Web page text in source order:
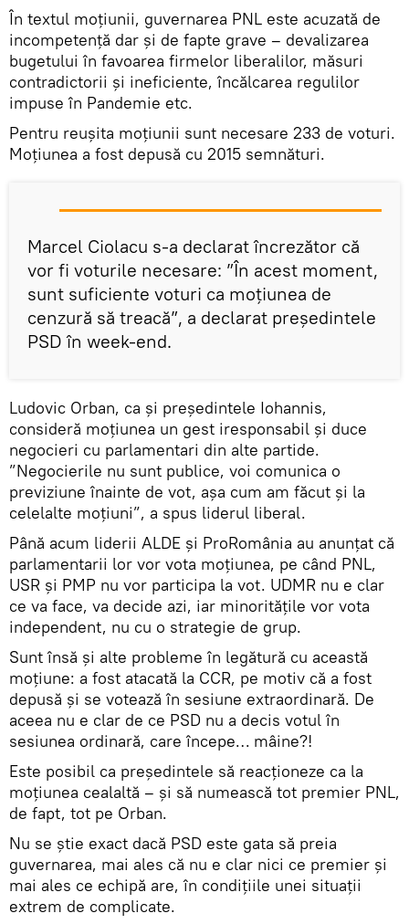
În textul moțiunii, guvernarea PNL este acuzată de
incompetență dar și de fapte grave – devalizarea
bugetului în favoarea firmelor liberalilor, măsuri
contradictorii și ineficiente, încălcarea regulilor
impuse în Pandemie etc.
Pentru reușita moțiunii sunt necesare 233 de voturi.
Moțiunea a fost depusă cu 2015 semnături.
Marcel Ciolacu s-a declarat încrezător că
vor fi voturile necesare: ”În acest moment,
sunt suficiente voturi ca moţiunea de
cenzură să treacă”, a declarat președintele
PSD în week-end.
Ludovic Orban, ca și președintele Iohannis,
consideră moțiunea un gest iresponsabil și duce
negocieri cu parlamentari din alte partide.
”Negocierile nu sunt publice, voi comunica o
previziune înainte de vot, aşa cum am făcut şi la
celelalte moţiuni”, a spus liderul liberal.
Până acum liderii ALDE și ProRomânia au anunțat că
parlamentarii lor vor vota moțiunea, pe când PNL,
USR și PMP nu vor participa la vot. UDMR nu e clar
ce va face, va decide azi, iar minoritățile vor vota
independent, nu cu o strategie de grup.
Sunt însă și alte probleme în legătură cu această
moțiune: a fost atacată la CCR, pe motiv că a fost
depusă și se votează în sesiune extraordinară. De
aceea nu e clar de ce PSD nu a decis votul în
sesiunea ordinară, care începe… mâine?!
Este posibil ca președintele să reacționeze ca la
moțiunea cealaltă – și să numească tot premier PNL,
de fapt, tot pe Orban.
Nu se știe exact dacă PSD este gata să preia
guvernarea, mai ales că nu e clar nici ce premier și
mai ales ce echipă are, în condițiile unei situații
extrem de complicate.